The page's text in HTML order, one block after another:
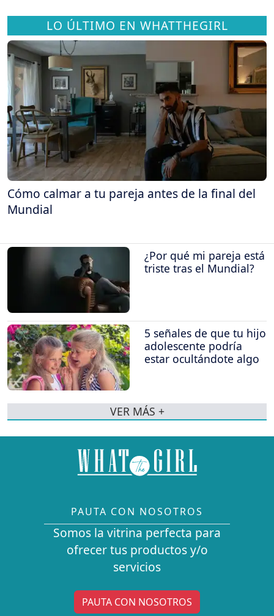
LO ÚLTIMO EN WHATTHEGIRL
Cómo calmar a tu pareja antes de la final del
Mundial
¿Por qué mi pareja está
triste tras el Mundial?
5 señales de que tu hijo
adolescente podría
estar ocultándote algo
VER MÁS +
PAUTA CON NOSOTROS
Somos la vitrina perfecta para
ofrecer tus productos y/o
servicios
PAUTA CON NOSOTROS